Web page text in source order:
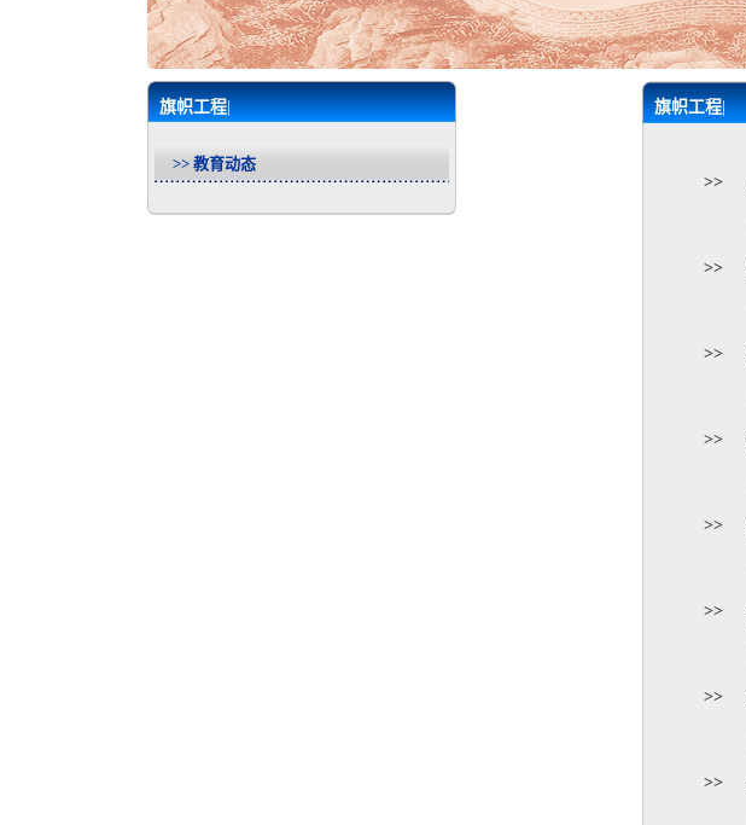
旗帜工程|
>> 教育动态
旗帜工程|
>>
>>
>>
>>
>>
>>
>>
>>